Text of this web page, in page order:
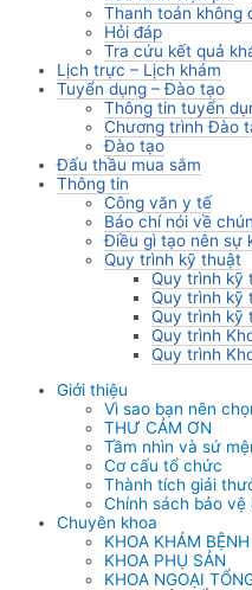
Thanh toán không
Hỏi đáp
Tra cứu kết quả
Lịch trực – Lịch khám
Tuyển dụng – Đào tạo
Thông tin tuyển
Chương trình Đào
Đào tạo
Đấu thầu mua sắm
Thông tin
Công văn y tế
Báo chí nói về
Điều gì tạo nên sự
Quy trình kỹ thuật
Quy trình kỹ
Quy trình kỹ
Quy trình kỹ
Quy trình
Quy trình
Giới thiệu
Vì sao bạn nên
THƯ CẢM ƠN
Tầm nhìn và sứ
Cơ cấu tổ chức
Thành tích giải
Chính sách bảo vệ
Chuyên khoa
KHOA KHÁM BỆNH
KHOA PHỤ SẢN
KHOA NGOẠI